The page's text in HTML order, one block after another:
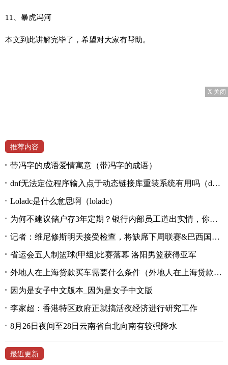
11、暴虎冯河
本文到此讲解完毕了，希望对大家有帮助。
X 关闭
推荐内容
带冯字的成语爱情寓意（带冯字的成语）
dnf无法定位程序输入点于动态链接库重装系统有用吗（dnf无法定位程序输入点于动态链接库）
Loladc是什么意思啊（loladc）
为何不建议储户存3年定期？银行内部员工道出实情，你存了吗？
记者：维尼修斯明天接受检查，将缺席下周联赛&巴西国家队任务
省运会五人制篮球(甲组)比赛落幕 洛阳男篮获得亚军
外地人在上海贷款买车需要什么条件（外地人在上海贷款买车需要什么条件）
因为是女子中文版本_因为是女子中文版
李家超：香港特区政府正就搞活夜经济进行研究工作
8月26日夜间至28日云南省自北向南有较强降水
最近更新